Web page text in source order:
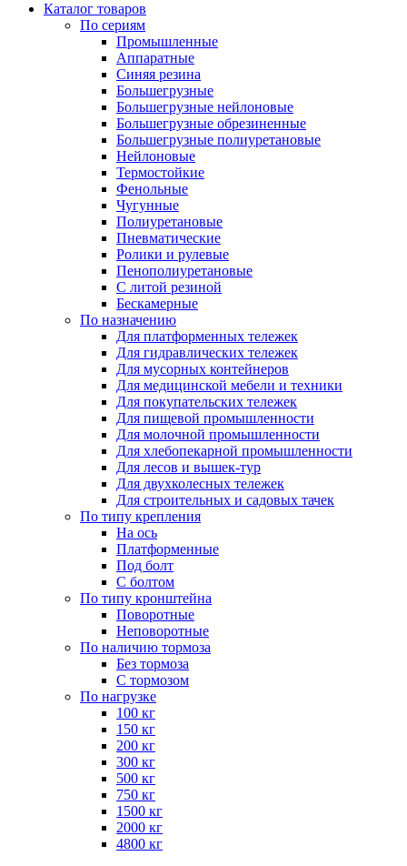
Каталог товаров
По сериям
Промышленные
Аппаратные
Синяя резина
Большегрузные
Большегрузные нейлоновые
Большегрузные обрезиненные
Большегрузные полиуретановые
Нейлоновые
Термостойкие
Фенольные
Чугунные
Полиуретановые
Пневматические
Ролики и рулевые
Пенополиуретановые
С литой резиной
Бескамерные
По назначению
Для платформенных тележек
Для гидравлических тележек
Для мусорных контейнеров
Для медицинской мебели и техники
Для покупательских тележек
Для пищевой промышленности
Для молочной промышленности
Для хлебопекарной промышленности
Для лесов и вышек-тур
Для двухколесных тележек
Для строительных и садовых тачек
По типу крепления
На ось
Платформенные
Под болт
С болтом
По типу кронштейна
Поворотные
Неповоротные
По наличию тормоза
Без тормоза
С тормозом
По нагрузке
100 кг
150 кг
200 кг
300 кг
500 кг
750 кг
1500 кг
2000 кг
4800 кг